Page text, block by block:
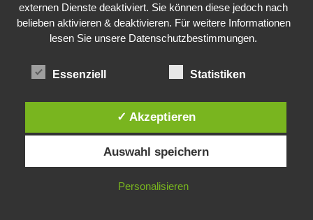
Die Geschichte der Kubushäuser
Was ist denn das? -Mars „SOL 735“ Rover Curiosity
24. November 2015
Diese Website verwendet Cookies. Durch die weitere Nutzung dieser
Website stimmst du der Verwendung von Cookies zu.
IN ORDNUNG
externen Dienste deaktiviert. Sie können diese jedoch nach
belieben aktivieren & deaktivieren. Für weitere Informationen
lesen Sie unsere Datenschutzbestimmungen.
Essenziell Statistiken
✓ Akzeptieren
Auswahl speichern
Personalisieren